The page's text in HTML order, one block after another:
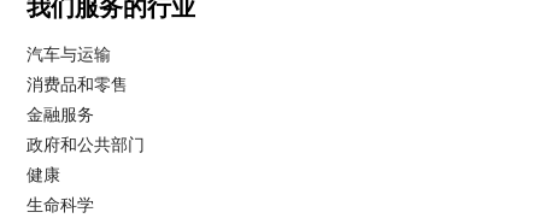
我们服务的行业
汽车与运输
消费品和零售
金融服务
政府和公共部门
健康
生命科学